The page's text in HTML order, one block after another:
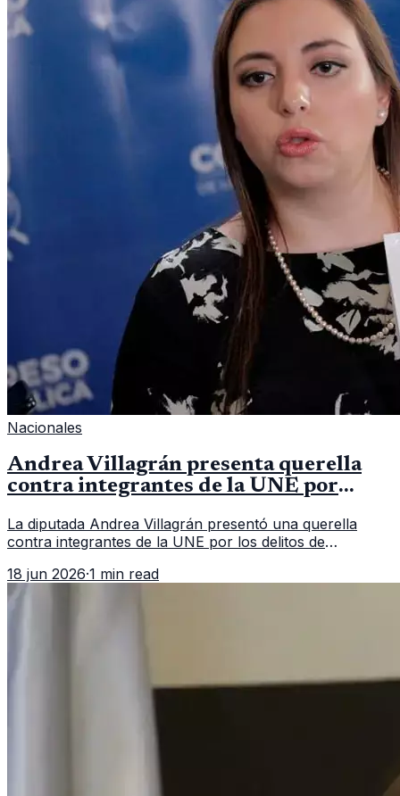
Nacionales
Andrea Villagrán presenta querella
contra integrantes de la UNE por
La diputada Andrea Villagrán presentó una querella
contra integrantes de la UNE por los delitos de
18 jun 2026·1 min read